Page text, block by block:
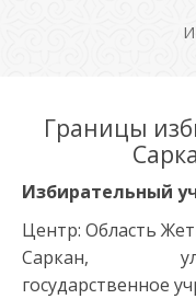
Границы
Избирательный
Центр: Область
Саркан, ул. А.
государственное